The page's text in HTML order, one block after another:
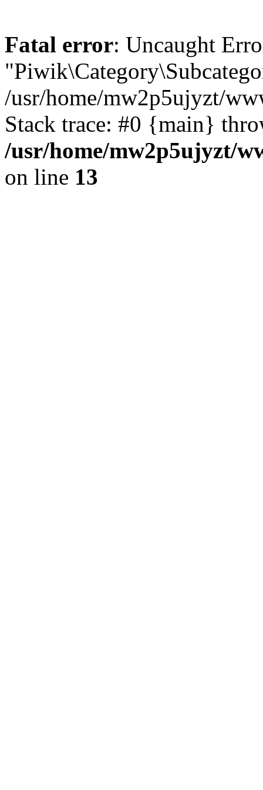
Fatal error: Uncaught
/usr/home/mw2p5ujyzt/
Stack trace: #0 {main}
/usr/home/mw2p5ujyzt/
on line 13